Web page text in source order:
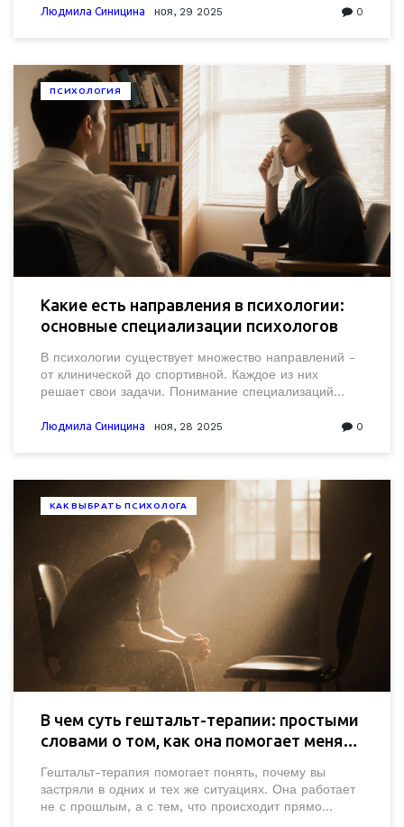
Людмила Синицина ноя, 29 2025 0
ПСИХОЛОГИЯ
Какие есть направления в психологии:
основные специализации психологов
В психологии существует множество направлений -
от клинической до спортивной. Каждое из них
решает свои задачи. Понимание специализаций
тратить время впустую.
Людмила Синицина ноя, 28 2025 0
КАК ВЫБРАТЬ ПСИХОЛОГА
В чем суть гештальт-терапии: простыми
словами о том, как она помогает менять
Гештальт-терапия помогает понять, почему вы
застряли в одних и тех же ситуациях. Она работает
не с прошлым, а с тем, что происходит прямо